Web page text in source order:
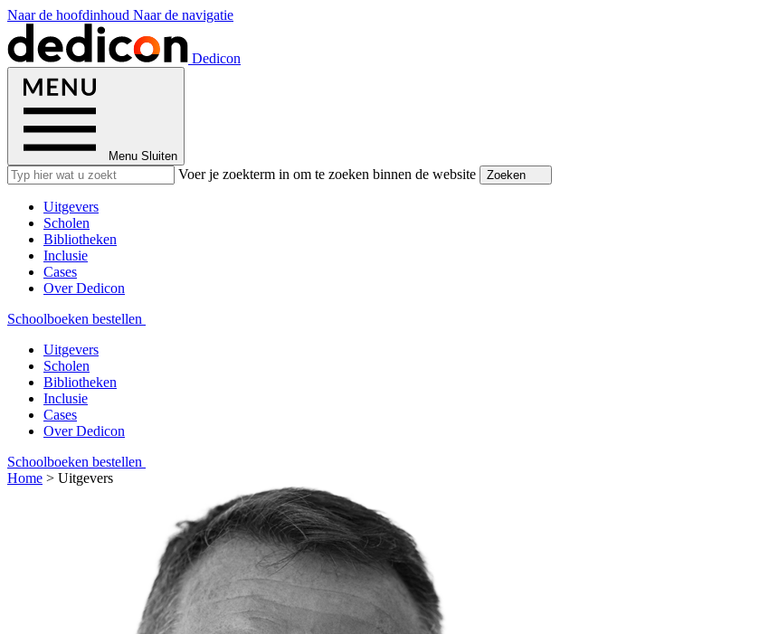
Naar de hoofdinhoud Naar de navigatie
Dedicon
Menu Sluiten
Voer je zoekterm in om te zoeken binnen de website Zoeken
Uitgevers
Scholen
Bibliotheken
Inclusie
Cases
Over Dedicon
Schoolboeken bestellen
Uitgevers
Scholen
Bibliotheken
Inclusie
Cases
Over Dedicon
Schoolboeken bestellen
Home > Uitgevers